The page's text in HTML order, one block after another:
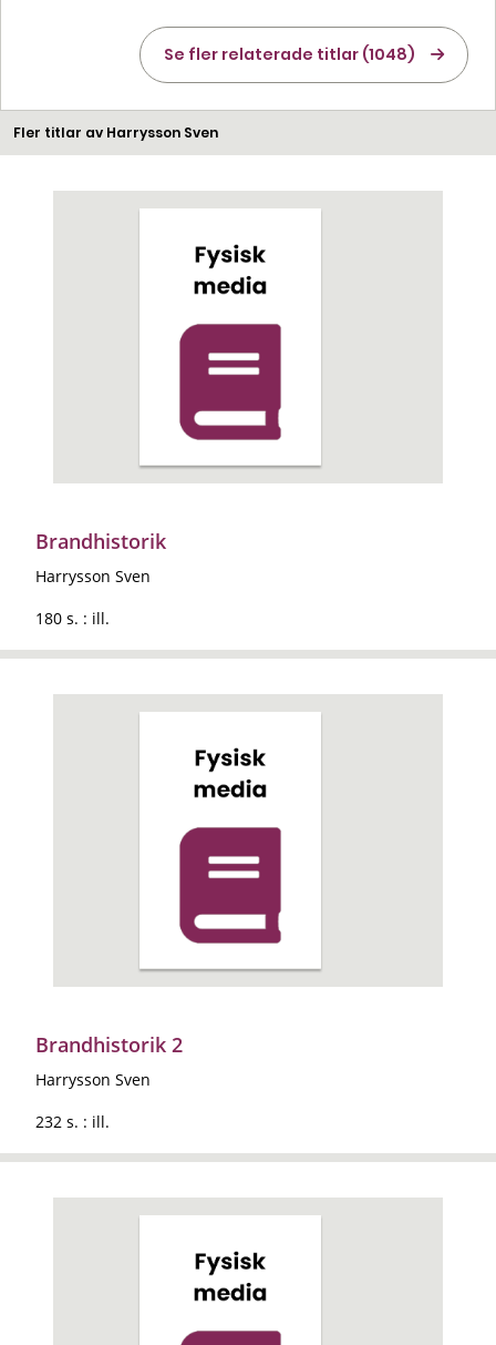
Se fler relaterade titlar (1048)
Fler titlar av Harrysson Sven
Brandhistorik
Harrysson Sven
180 s. : ill.
Brandhistorik 2
Harrysson Sven
232 s. : ill.